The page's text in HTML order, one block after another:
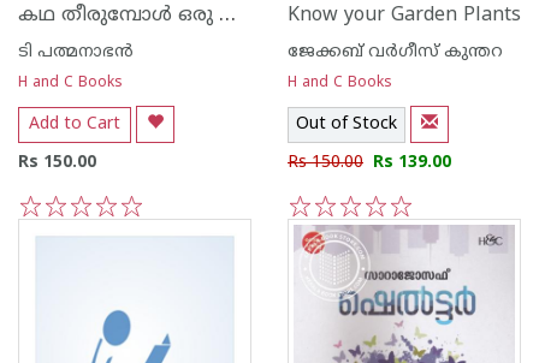
കഥ തീരുമ്പോള്‍ ഒരു വാനമ്പാടി പറക്കുന്നു
ടി പത്മനാഭന്‍
H and C Books
Add to Cart
Rs 150.00
Know your Garden Plants
ജേക്കബ്‌ വര്‍ഗീസ്‌ കുന്തറ
H and C Books
Out of Stock
Rs 150.00 Rs 139.00
5
4
3
2
1